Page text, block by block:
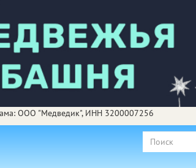
ООО "Медведик", ИНН 3200007256